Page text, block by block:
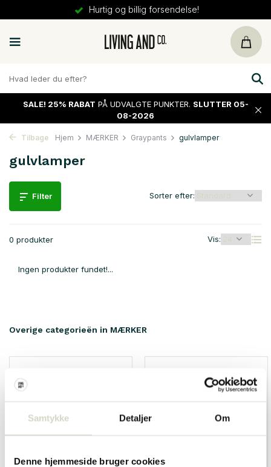
Samtykke Detaljer Om
Denne hjemmeside bruger cookies
Hurtig og billig forsendelse!
SALE! 25% RABAT PÅ UDVALGTE PUNKTER. SLUTTER 05-
08-2026
Tilbage Hjem MÆRKER Graypants gulvlamper
gulvlamper
Filter
0 produkter Vis:
Sorter efter:
Ingen produkter fundet!...
Overige categorieën in MÆRKER